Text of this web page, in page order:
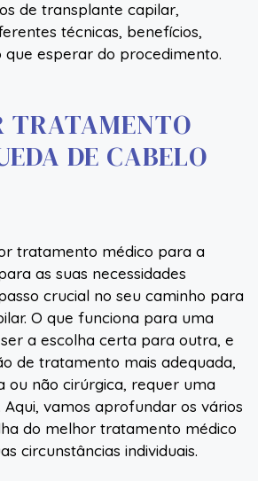
de transplante capilar,
técnicas, benefícios,
que esperar do procedimento.
TRATAMENTO
DE CABELO
tratamento médico para a
as suas necessidades
crucial no seu caminho para
O que funciona para uma
a escolha certa para outra, e
de tratamento mais adequada,
ou não cirúrgica, requer uma
Aqui, vamos aprofundar os vários
do melhor tratamento médico
circunstâncias individuais.